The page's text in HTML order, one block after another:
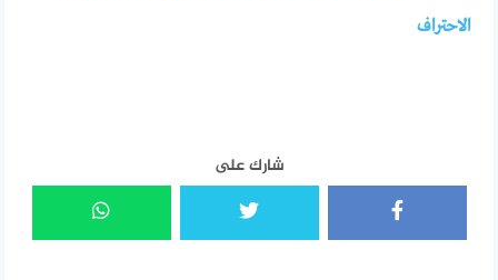
الاحتراف
شارك على